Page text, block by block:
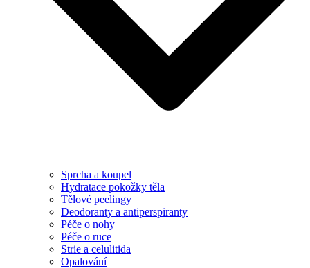
Sprcha a koupel
Hydratace pokožky těla
Tělové peelingy
Deodoranty a antiperspiranty
Péče o nohy
Péče o ruce
Strie a celulitida
Opalování